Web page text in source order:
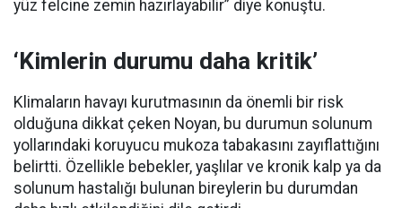
yüz felcine zemin hazırlayabilir” diye konuştu.
‘Kimlerin durumu daha kritik’
Klimaların havayı kurutmasının da önemli bir risk
olduğuna dikkat çeken Noyan, bu durumun solunum
yollarındaki koruyucu mukoza tabakasını zayıflattığını
belirtti. Özellikle bebekler, yaşlılar ve kronik kalp ya da
solunum hastalığı bulunan bireylerin bu durumdan